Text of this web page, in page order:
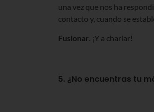
una vez que nos ha
contacto y, cuando se
Fusionar . ¡Y a charlar!
5. ¿No encuentras tu